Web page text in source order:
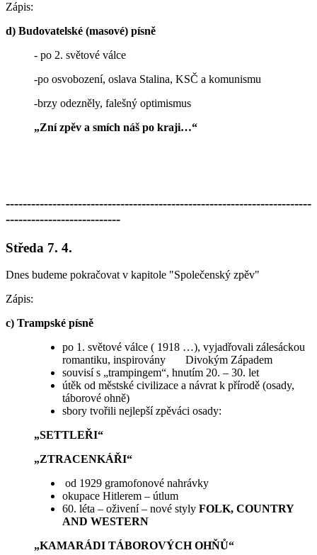
Zápis:
d) Budovatelské (masové) písně
- po 2. světové válce
-po osvobození, oslava Stalina, KSČ a komunismu
-brzy odezněly, falešný optimismus
„Zní zpěv a smích náš po kraji…“
------------------------------------------------------------------------
---------------------------
Středa 7. 4.
Dnes budeme pokračovat v kapitole "Společenský zpěv"
Zápis:
c) Trampské písně
po 1. světové válce ( 1918 …), vyjadřovali zálesáckou
romantiku, inspirovány Divokým Západem
souvisí s „trampingem“, hnutím 20. – 30. let
útěk od městské civilizace a návrat k přírodě (osady,
táborové ohně)
sbory tvořili nejlepší zpěváci osady:
„SETTLEŘI“
„ZTRACENKÁŘI“
od 1929 gramofonové nahrávky
okupace Hitlerem – útlum
60. léta – oživení – nové styly FOLK, COUNTRY
AND WESTERN
„KAMARÁDI TÁBOROVÝCH OHŇŮ“